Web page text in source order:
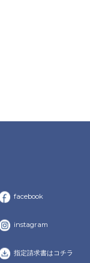
facebook
instagram
指定請求書はコチラ